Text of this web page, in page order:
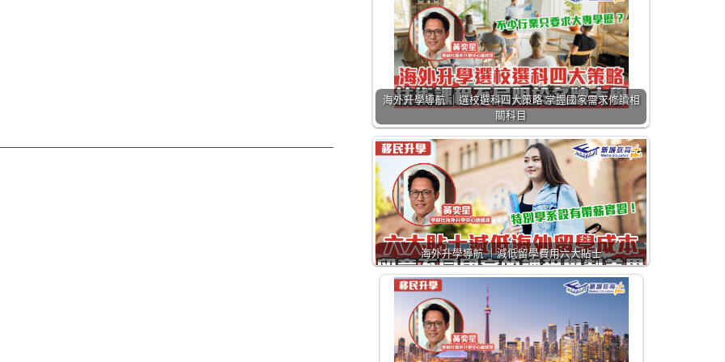
海外升學導航 ｜選校選科四大策略 掌握國家需求修讀相
關科目
海外升學導航 ｜減低留學費用六大貼士